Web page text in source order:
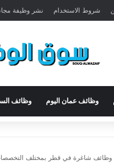
شروط الاستخدام نشر وظيفة
وظائف عمان اليوم وظائف